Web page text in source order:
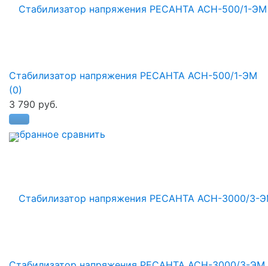
избранное сравнить
Стабилизатор напряжения РЕСАНТА АСН-500/1-ЭМ
(0)
3 790 руб.